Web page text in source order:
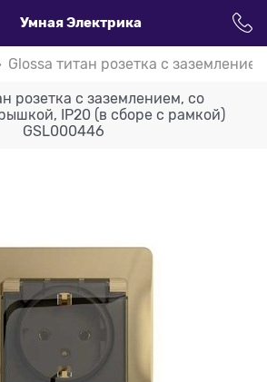
Умная Электрика
Glossa титан розетка с
розетка с заземлением, со
IP20 (в сборе с рамкой)
GSL000446